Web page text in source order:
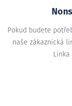
Pokud budete
naše zákaznická